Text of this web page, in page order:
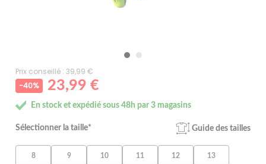
Prix conseillé : 39,99 €
-40%
23,99 €
En stock et expédié sous 48h par 3 magasins
Sélectionner la taille* Guide des tailles
8 9 10 11 12 13